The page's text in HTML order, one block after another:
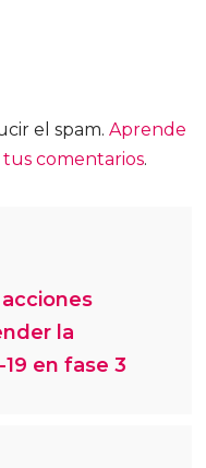
el spam. Aprende
tus comentarios.
la
en fase 3